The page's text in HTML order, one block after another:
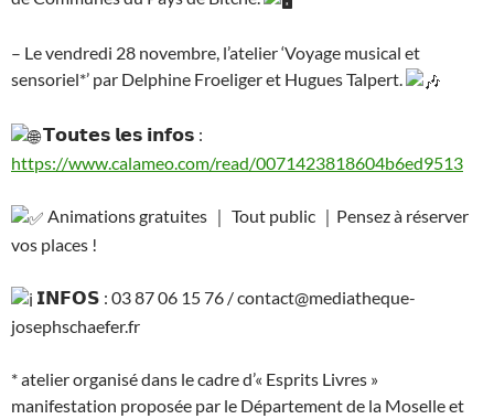
– Le vendredi 28 novembre, l’atelier ‘Voyage musical et
sensoriel*’ par Delphine Froeliger et Hugues Talpert.
𝗧𝗼𝘂𝘁𝗲𝘀 𝗹𝗲𝘀 𝗶𝗻𝗳𝗼𝘀 :
https://www.calameo.com/read/0071423818604b6ed9513
Animations gratuites ｜ Tout public ｜Pensez à réserver
vos places !
𝗜𝗡𝗙𝗢𝗦 : 03 87 06 15 76 / contact@mediatheque-
josephschaefer.fr
* atelier organisé dans le cadre d’« Esprits Livres »
manifestation proposée par le Département de la Moselle et